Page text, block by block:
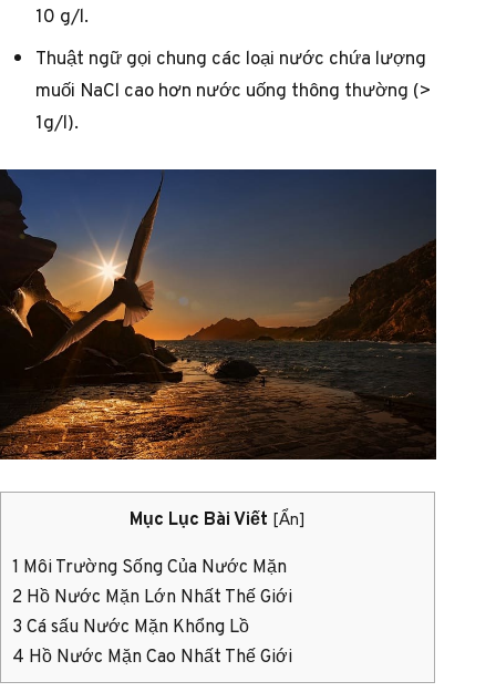
10 g/l.
Thuật ngữ gọi chung các loại nước chứa lượng
muối NaCl cao hơn nước uống thông thường (>
1g/l).
Mục Lục Bài Viết [Ẩn]
1 Môi Trường Sống Của Nước Mặn
2 Hồ Nước Mặn Lớn Nhất Thế Giới
3 Cá sấu Nước Mặn Khổng Lồ
4 Hồ Nước Mặn Cao Nhất Thế Giới